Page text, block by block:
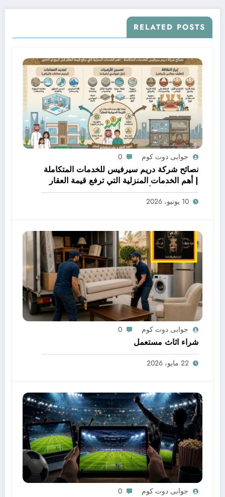
RELATED POSTS
جوابى دوت كوم 0
نصائح شركة دريم سيرفيس للخدمات المتكاملة
| أهم الخدمات المنزلية التي ترفع قيمة العقار
قبل البيع أو التأجير
10 يونيو، 2026
جوابى دوت كوم 0
شراء اثاث مستعمل
22 مايو، 2026
جوابى دوت كوم 0